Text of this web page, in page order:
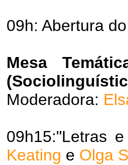
09h: Abertura
Mesa
Moderadora:
09h15:"Letras
Keating e Olga